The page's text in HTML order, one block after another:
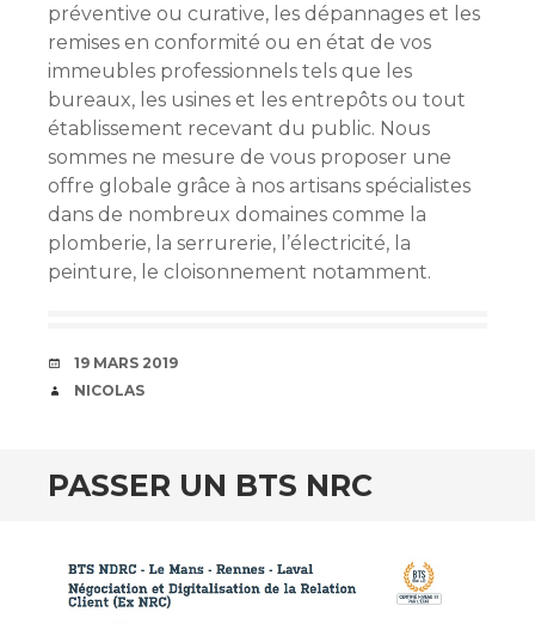
préventive ou curative, les dépannages et les
remises en conformité ou en état de vos
immeubles professionnels tels que les
bureaux, les usines et les entrepôts ou tout
établissement recevant du public. Nous
sommes ne mesure de vous proposer une
offre globale grâce à nos artisans spécialistes
dans de nombreux domaines comme la
plomberie, la serrurerie, l’électricité, la
peinture, le cloisonnement notamment.
DATE
19 MARS 2019
AUTEUR
NICOLAS
PASSER UN BTS NRC